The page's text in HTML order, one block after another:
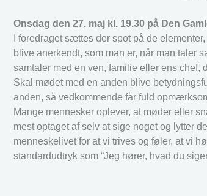
Onsdag den 27. maj kl. 19.30 på Den
I foredraget sættes der spot på de
blive anerkendt, som man er, når man taler
samtaler med en ven, familie eller ens chef,
Skal mødet med en anden blive
anden, så vedkommende får fuld
Mange mennesker oplever, at møder eller
mest optaget af selv at sige noget og lytter
menneskelivet for at vi trives og føler, at vi
standardudtryk som “Jeg hører, hvad du